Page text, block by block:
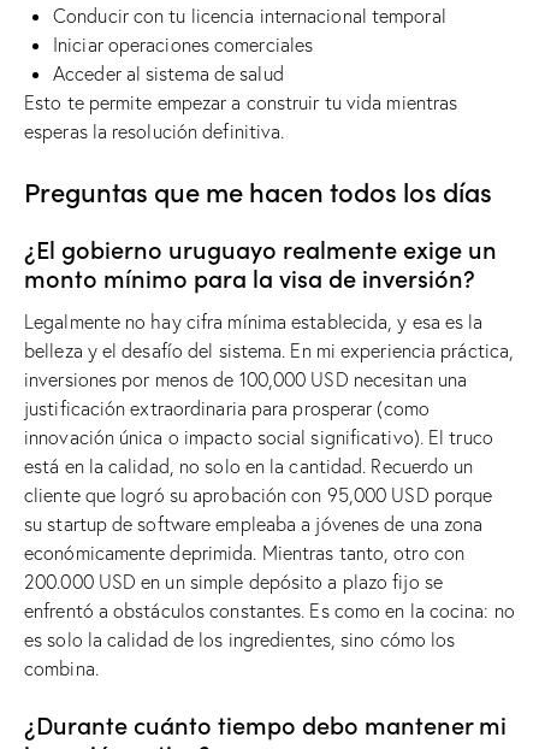
Conducir con tu licencia internacional temporal
Iniciar operaciones comerciales
Acceder al sistema de salud
Esto te permite empezar a construir tu vida mientras
esperas la resolución definitiva.
Preguntas que me hacen todos los días
¿El gobierno uruguayo realmente exige un
monto mínimo para la visa de inversión?
Legalmente no hay cifra mínima establecida, y esa es la
belleza y el desafío del sistema. En mi experiencia práctica,
inversiones por menos de 100,000 USD necesitan una
justificación extraordinaria para prosperar (como
innovación única o impacto social significativo). El truco
está en la calidad, no solo en la cantidad. Recuerdo un
cliente que logró su aprobación con 95,000 USD porque
su startup de software empleaba a jóvenes de una zona
económicamente deprimida. Mientras tanto, otro con
200.000 USD en un simple depósito a plazo fijo se
enfrentó a obstáculos constantes. Es como en la cocina: no
es solo la calidad de los ingredientes, sino cómo los
combina.
¿Durante cuánto tiempo debo mantener mi